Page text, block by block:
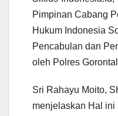
Pimpinan Cabang
Hukum Indonesia
Pencabulan dan
oleh Polres
Sri Rahayu Moito,
menjelaskan Hal ini